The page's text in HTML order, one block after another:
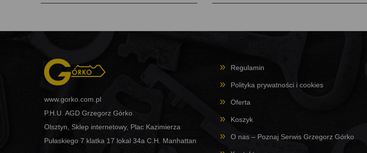
www.gorko.com.pl
P.H.U. AGD Grzegorz Górko
Olsztyn, Sklep internetowy, Plac Kazimierza
Pułaskiego 7 klatka 17 lokal 34a C.H. Manhattan
Regulamin
Polityka prywatności i cookies
Oferta
Koszyk
O nas – Poznaj Serwis Grzegorz Górko